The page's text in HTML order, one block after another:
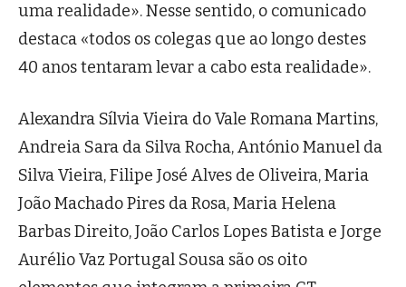
uma realidade». Nesse sentido, o comunicado
destaca «todos os colegas que ao longo destes
40 anos tentaram levar a cabo esta realidade».
Alexandra Sílvia Vieira do Vale Romana Martins,
Andreia Sara da Silva Rocha, António Manuel da
Silva Vieira, Filipe José Alves de Oliveira, Maria
João Machado Pires da Rosa, Maria Helena
Barbas Direito, João Carlos Lopes Batista e Jorge
Aurélio Vaz Portugal Sousa são os oito